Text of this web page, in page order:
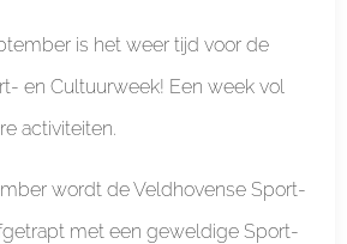
is het weer tijd voor de
en Cultuurweek! Een week vol
activiteiten.
wordt de Veldhovense Sport-
met een geweldige Sport-